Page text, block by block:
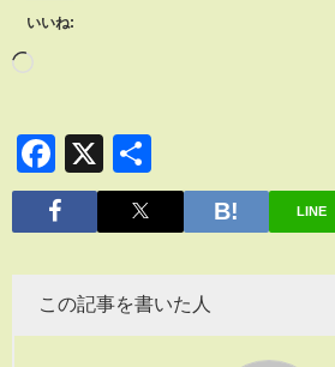
いいね:
Facebook
X
有
LINE
この記事を書いた人